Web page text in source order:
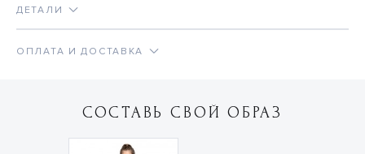
ДЕТАЛИ
ОПЛАТА И ДОСТАВКА
СОСТАВЬ СВОЙ ОБРАЗ